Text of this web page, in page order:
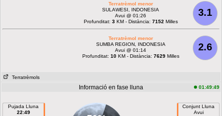
3.1
Terratrèmol menor
SULAWESI, INDONESIA
Avui @ 01:26
Profunditat: 3KM - Distància: 7152 Milles
2.6
Terratrèmol menor
SUMBA REGION, INDONESIA
Avui @ 01:14
Profunditat: 10KM - Distància: 7629Milles
Terratrèmols
Informació en fase lluna 01:49:49
Pujada Lluna
22:49
Conjunt Lluna
Avui